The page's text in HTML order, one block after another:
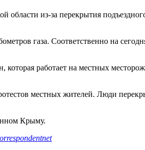
области из-за перекрытия
газа. Соответственно на
работает на местных
местных жителей. Люди
Крыму.